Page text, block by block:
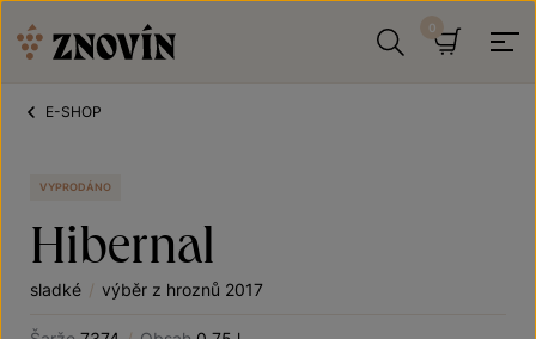
E-SHOP
VYPRODÁNO
Hibernal
sladké / výběr z hroznů 2017